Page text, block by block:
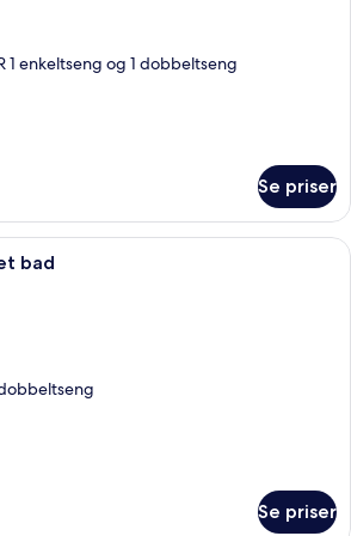
1 enkeltseng og 1 dobbeltseng
Se priser
Suite – standard, eget bad |
bad
Se priser